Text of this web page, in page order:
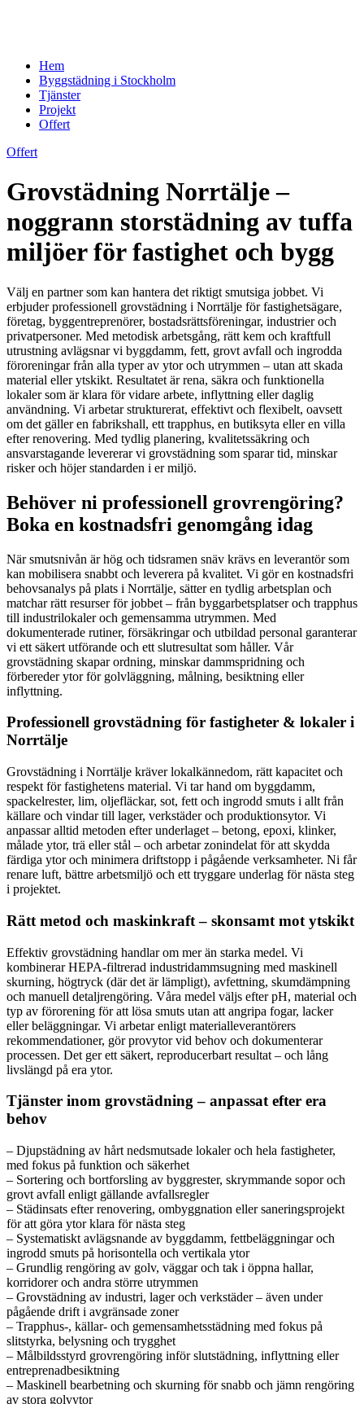
Hem
Byggstädning i Stockholm
Tjänster
Projekt
Offert
Offert
Grovstädning Norrtälje –
noggrann storstädning av tuffa
miljöer för fastighet och bygg
Välj en partner som kan hantera det riktigt smutsiga jobbet. Vi
erbjuder professionell grovstädning i Norrtälje för fastighetsägare,
företag, byggentreprenörer, bostadsrättsföreningar, industrier och
privatpersoner. Med metodisk arbetsgång, rätt kem och kraftfull
utrustning avlägsnar vi byggdamm, fett, grovt avfall och ingrodda
föroreningar från alla typer av ytor och utrymmen – utan att skada
material eller ytskikt. Resultatet är rena, säkra och funktionella
lokaler som är klara för vidare arbete, inflyttning eller daglig
användning. Vi arbetar strukturerat, effektivt och flexibelt, oavsett
om det gäller en fabrikshall, ett trapphus, en butiksyta eller en villa
efter renovering. Med tydlig planering, kvalitetssäkring och
ansvarstagande levererar vi grovstädning som sparar tid, minskar
risker och höjer standarden i er miljö.
Behöver ni professionell grovrengöring?
Boka en kostnadsfri genomgång idag
När smutsnivån är hög och tidsramen snäv krävs en leverantör som
kan mobilisera snabbt och leverera på kvalitet. Vi gör en kostnadsfri
behovsanalys på plats i Norrtälje, sätter en tydlig arbetsplan och
matchar rätt resurser för jobbet – från byggarbetsplatser och trapphus
till industrilokaler och gemensamma utrymmen. Med
dokumenterade rutiner, försäkringar och utbildad personal garanterar
vi ett säkert utförande och ett slutresultat som håller. Vår
grovstädning skapar ordning, minskar dammspridning och
förbereder ytor för golvläggning, målning, besiktning eller
inflyttning.
Professionell grovstädning för fastigheter & lokaler i
Norrtälje
Grovstädning i Norrtälje kräver lokalkännedom, rätt kapacitet och
respekt för fastighetens material. Vi tar hand om byggdamm,
spackelrester, lim, oljefläckar, sot, fett och ingrodd smuts i allt från
källare och vindar till lager, verkstäder och produktionsytor. Vi
anpassar alltid metoden efter underlaget – betong, epoxi, klinker,
målade ytor, trä eller stål – och arbetar zonindelat för att skydda
färdiga ytor och minimera driftstopp i pågående verksamheter. Ni får
renare luft, bättre arbetsmiljö och ett tryggare underlag för nästa steg
i projektet.
Rätt metod och maskinkraft – skonsamt mot ytskikt
Effektiv grovstädning handlar om mer än starka medel. Vi
kombinerar HEPA-filtrerad industridammsugning med maskinell
skurning, högtryck (där det är lämpligt), avfettning, skumdämpning
och manuell detaljrengöring. Våra medel väljs efter pH, material och
typ av förorening för att lösa smuts utan att angripa fogar, lacker
eller beläggningar. Vi arbetar enligt materialleverantörers
rekommendationer, gör provytor vid behov och dokumenterar
processen. Det ger ett säkert, reproducerbart resultat – och lång
livslängd på era ytor.
Tjänster inom grovstädning – anpassat efter era
behov
– Djupstädning av hårt nedsmutsade lokaler och hela fastigheter,
med fokus på funktion och säkerhet
– Sortering och bortforsling av byggrester, skrymmande sopor och
grovt avfall enligt gällande avfallsregler
– Städinsats efter renovering, ombyggnation eller saneringsprojekt
för att göra ytor klara för nästa steg
– Systematiskt avlägsnande av byggdamm, fettbeläggningar och
ingrodd smuts på horisontella och vertikala ytor
– Grundlig rengöring av golv, väggar och tak i öppna hallar,
korridorer och andra större utrymmen
– Grovstädning av industri, lager och verkstäder – även under
pågående drift i avgränsade zoner
– Trapphus-, källar- och gemensamhetsstädning med fokus på
slitstyrka, belysning och trygghet
– Målbildsstyrd grovrengöring inför slutstädning, inflyttning eller
entreprenadbesiktning
– Maskinell bearbetning och skurning för snabb och jämn rengöring
av stora golvytor